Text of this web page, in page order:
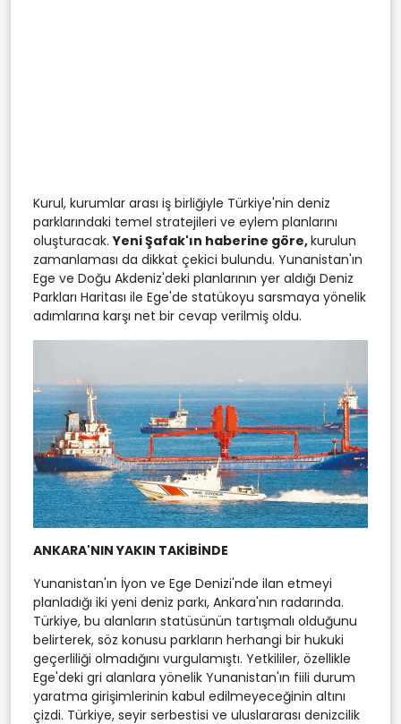
Kurul, kurumlar arası iş birliğiyle Türkiye'nin deniz
parklarındaki temel stratejileri ve eylem planlarını
oluşturacak.Yeni Şafak'ın haberine göre,kurulun
zamanlaması da dikkat çekici bulundu. Yunanistan'ın
Ege ve Doğu Akdeniz'deki planlarının yer aldığı Deniz
Parkları Haritası ile Ege'de statükoyu sarsmaya yönelik
adımlarına karşı net bir cevap verilmiş oldu.
ANKARA'NIN YAKIN TAKİBİNDE
Yunanistan'ın İyon ve Ege Denizi'nde ilan etmeyi
planladığı iki yeni deniz parkı, Ankara'nın radarında.
Türkiye, bu alanların statüsünün tartışmalı olduğunu
belirterek, söz konusu parkların herhangi bir hukuki
geçerliliği olmadığını vurgulamıştı. Yetkililer, özellikle
Ege'deki gri alanlara yönelik Yunanistan'ın fiili durum
yaratma girişimlerinin kabul edilmeyeceğinin altını
çizdi. Türkiye, seyir serbestisi ve uluslararası denizcilik